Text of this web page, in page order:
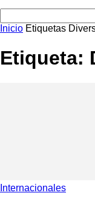
Inicio Etiquetas
Etiqueta:
Internacionales